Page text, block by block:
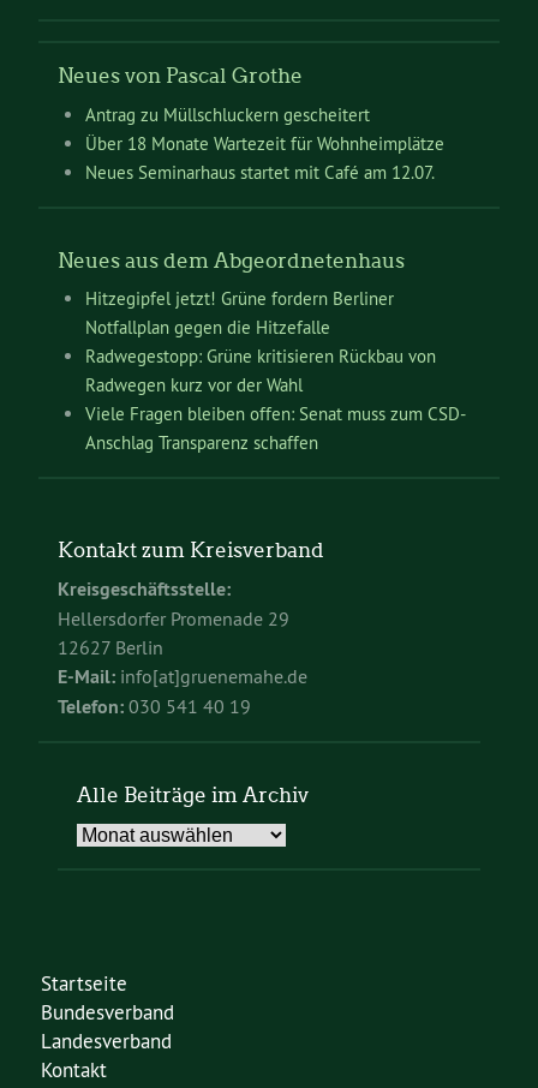
Neues von Pascal Grothe
Antrag zu Müllschluckern gescheitert
Über 18 Monate Wartezeit für Wohnheimplätze
Neues Seminarhaus startet mit Café am 12.07.
Neues aus dem Abgeordnetenhaus
Hitzegipfel jetzt! Grüne fordern Berliner
Notfallplan gegen die Hitzefalle
Radwegestopp: Grüne kritisieren Rückbau von
Radwegen kurz vor der Wahl
Viele Fragen bleiben offen: Senat muss zum CSD-
Anschlag Transparenz schaffen
Kontakt zum Kreisverband
Kreisgeschäftsstelle:
Hellersdorfer Promenade 29
12627 Berlin
E-Mail: info[at]gruenemahe.de
Telefon: 030 541 40 19
Alle Beiträge im Archiv
Alle
Startseite
Bundesverband
Landesverband
Kontakt